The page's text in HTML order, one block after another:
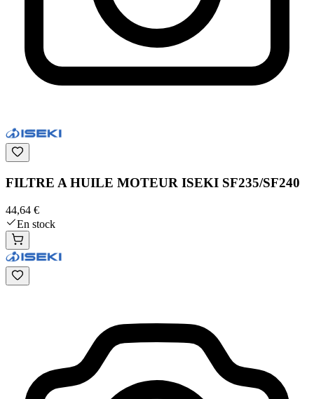
FILTRE A HUILE MOTEUR ISEKI SF235/SF240
44,64 €
En stock